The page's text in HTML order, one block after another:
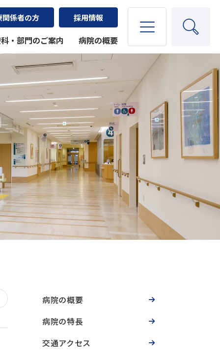
関係者の方 採用情報
・部門のご案内 病院の概要
病院の概要
病院の特長
交通アクセス